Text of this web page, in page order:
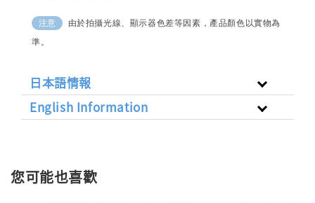
注意
由於拍攝光線、顯示器色差等因素，產品顏色以實物為
準。
日本語情報
English Information
您可能也喜歡